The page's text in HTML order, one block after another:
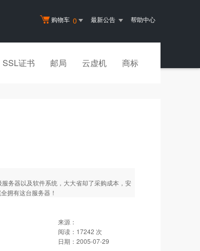
购物车 0 最新公告 帮助中心
SSL证书 邮局 云虚机 商标
务器以及软件系统，大大省却了采购成本，安
拥有这台服务器！
来源：
阅读： 17242 次
日期： 2005-07-29